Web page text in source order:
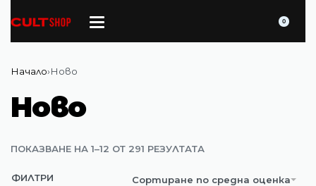
0
Начало›Ново
Ново
ПОКАЗВАНЕ НА 1–12 ОТ 291 РЕЗУЛТАТА
Сортиране по средна оценка
ФИЛТРИ